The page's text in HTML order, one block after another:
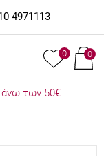
4971113
0 0
άνω των 50€